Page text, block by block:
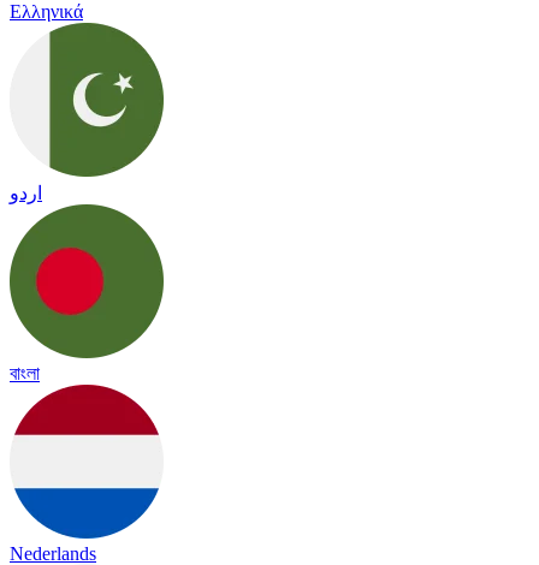
Ελληνικά
اردو
বাংলা
Nederlands